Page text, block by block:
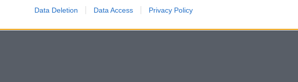
Data Deletion Data Access Privacy Policy